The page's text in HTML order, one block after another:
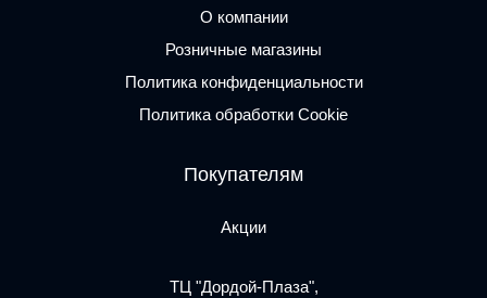
О компании
Розничные магазины
Политика конфиденциальности
Политика обработки Cookie
Покупателям
Акции
ТЦ "Дордой-Плаза",